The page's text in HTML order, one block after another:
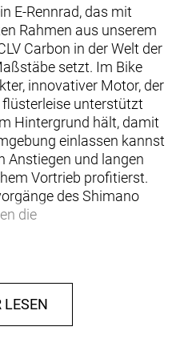
E-Rennrad, das mit
Rahmen aus unserem
Carbon in der Welt der
setzt. Im Bike
innovativer Motor, der
unterstützt
Hintergrund hält, damit
einlassen kannst
Anstiegen und langen
Vortrieb profitierst.
des Shimano
die
und du möchtest von
Schotter alle
die Räder nehmen.
LESEN